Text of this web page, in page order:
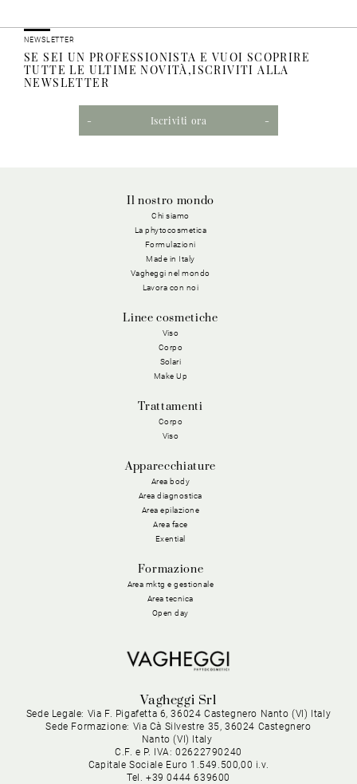
NEWSLETTER
SE SEI UN PROFESSIONISTA E VUOI SCOPRIRE
TUTTE LE ULTIME NOVITÀ,ISCRIVITI ALLA
NEWSLETTER
Iscriviti ora
Il nostro mondo
Chi siamo
La phytocosmetica
Formulazioni
Made in Italy
Vagheggi nel mondo
Lavora con noi
Linee cosmetiche
Viso
Corpo
Solari
Make Up
Trattamenti
Corpo
Viso
Apparecchiature
Area body
Area diagnostica
Area epilazione
Area face
Exential
Formazione
Area mktg e gestionale
Area tecnica
Open day
Vagheggi Srl
Sede Legale: Via F. Pigafetta 6, 36024 Castegnero Nanto (VI) Italy
Sede Formazione: Via Cà Silvestre 35, 36024 Castegnero
Nanto (VI) Italy
C.F. e P. IVA: 02622790240
Capitale Sociale Euro 1.549.500,00 i.v.
Tel. +39 0444 639600